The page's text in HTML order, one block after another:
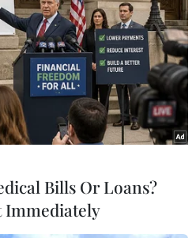
#ESM
#ECB
Bills Or Loans?
Immediately